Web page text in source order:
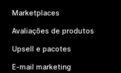
Marketplaces
Avaliações de produtos
Upsell e pacotes
E-mail marketing